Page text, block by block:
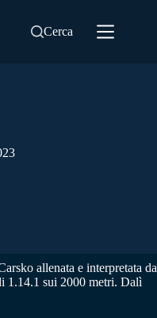
Cerca
allenata e interpretata da
1.14.1 sui 2000 metri. Dalì